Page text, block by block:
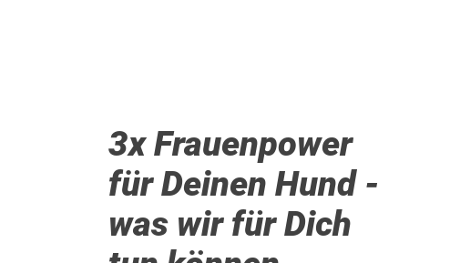
3x Frauenpower
für Deinen Hund -
was wir für Dich